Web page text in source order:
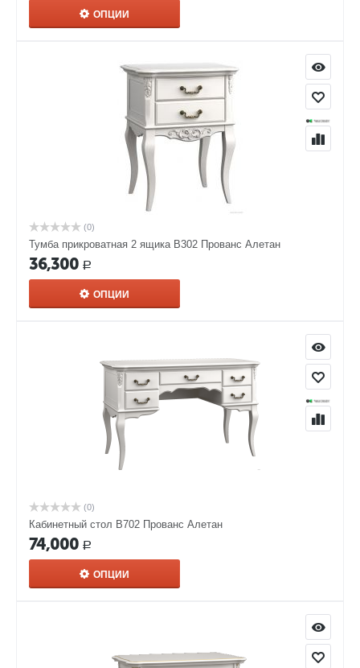
ОПЦИИ
(0)
Тумба прикроватная 2 ящика В302 Прованс Алетан
36,300 Р
ОПЦИИ
(0)
Кабинетный стол В702 Прованс Алетан
74,000 Р
ОПЦИИ